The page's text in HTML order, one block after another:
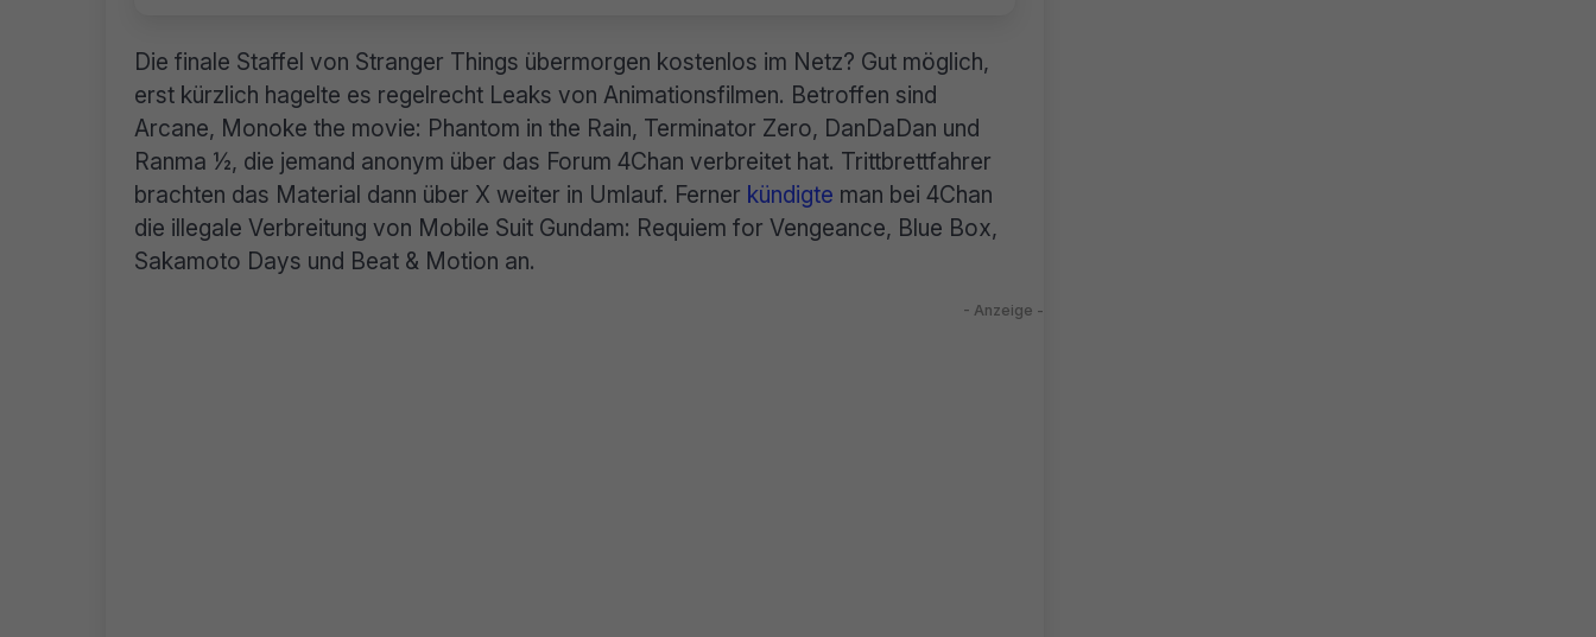
Die finale Staffel von Stranger Things übermorgen kostenlos im Netz? Gut möglich,
erst kürzlich hagelte es regelrecht Leaks von Animationsfilmen. Betroffen sind
Arcane, Monoke the movie: Phantom in the Rain, Terminator Zero, DanDaDan und
Ranma ½, die jemand anonym über das Forum 4Chan verbreitet hat. Trittbrettfahrer
brachten das Material dann über X weiter in Umlauf. Ferner kündigte man bei 4Chan
die illegale Verbreitung von Mobile Suit Gundam: Requiem for Vengeance, Blue Box,
Sakamoto Days und Beat & Motion an.